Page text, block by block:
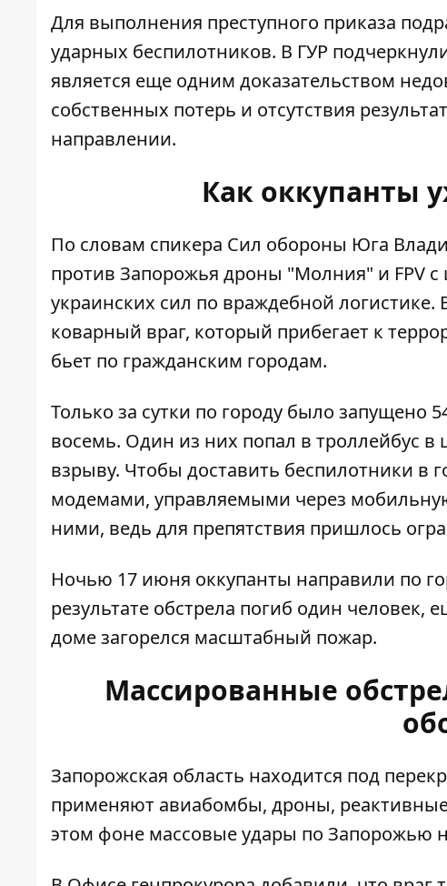
Для выполнения преступного приказа
ударных беспилотников. В ГУР
является еще одним доказательством
собственных потерь и отсутствия
направлении.
Как оккупанты
По словам спикера Сил обороны Юга
против Запорожья дроны "Молния" и FPV
украинских сил по враждебной
коварный враг, который прибегает к
бьет по гражданским городам.
Только за сутки по городу было запущено
восемь. Один из них попал в троллейбус
взрыву. Чтобы доставить беспилотники в
модемами, управляемыми через
ними, ведь для препятствия пришлось
Ночью 17 июня оккупанты направили по
результате обстрела погиб один
доме загорелся масштабный пожар.
Массированные
Запорожская область находится под
применяют авиабомбы, дроны,
этом фоне массовые удары по Запорожью